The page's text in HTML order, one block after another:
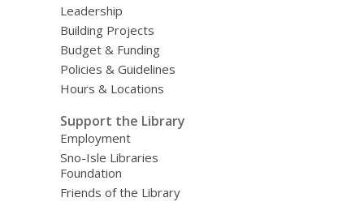
Leadership
Building Projects
Budget & Funding
Policies & Guidelines
Hours & Locations
Support the Library
Employment
Sno-Isle Libraries
Foundation
Friends of the Library